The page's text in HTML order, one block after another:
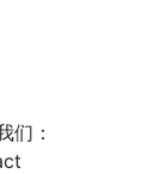
们：